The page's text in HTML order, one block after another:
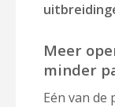
Meer
minder
Eén van de